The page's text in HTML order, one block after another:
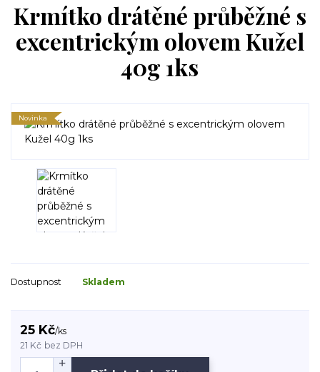
Krmítko drátěné průběžné s
excentrickým olovem Kužel
40g 1ks
Novinka
Dostupnost Skladem
25 Kč/ks
21 Kč bez DPH